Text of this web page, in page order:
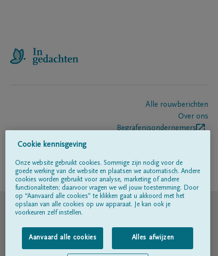
Alle rouwberichten
Over ons
Begrafenisondernemers
Volg ons op
© DELA
Gebruiksvoorwaarden
Privacyverklaring
Cookie kennisgeving
Onze website gebruikt cookies. Sommige zijn nodig voor de
goede werking van de website en plaatsen we automatisch. Andere
cookies worden gebruikt voor analyse, marketing of andere
functionaliteiten; daarvoor vragen we wél jouw toestemming. Door
op “Aanvaard alle cookies” te klikken gaat u akkoord met het
opslaan van alle cookies op uw apparaat. Je kan ook je
voorkeuren zelf instellen.
Aanvaard alle cookies Alles afwijzen